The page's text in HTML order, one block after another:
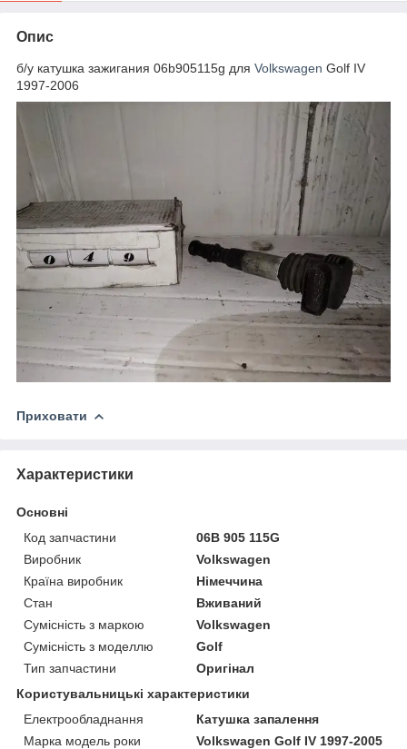
Опис
б/у катушка зажигания 06b905115g для Volkswagen Golf IV
1997-2006
Приховати
Характеристики
Основні
Код запчастини
06B 905 115G
Виробник
Volkswagen
Країна виробник
Німеччина
Стан
Вживаний
Сумісність з маркою
Volkswagen
Сумісність з моделлю
Golf
Тип запчастини
Оригінал
Користувальницькі характеристики
Електрообладнання
Катушка запалення
Марка модель роки
Volkswagen Golf IV 1997-2005